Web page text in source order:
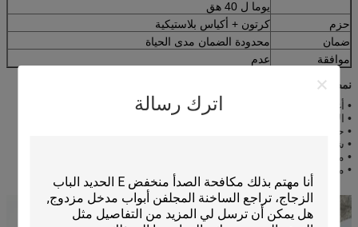
اترك رسالة
يوما ل 40 هق
حزم
كرتون + أكياس بلاستيكية
ضمان
محدودة الضمان مدى الحياة
موافقة
عدم
نمط الزجاج التطبيق:
• أغطية الزجاج والستائر
• الأبواب والنوافذ الزجاجية
• حواجز زجاجية وجدران زجاجية
• شاشات دش ومرفقات
• مكتب فونيتيور والأثاث المنزلي
• مشروع بناء آخر